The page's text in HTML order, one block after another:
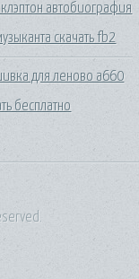
автобиография
скачать fb2
для леново а660
бесплатно